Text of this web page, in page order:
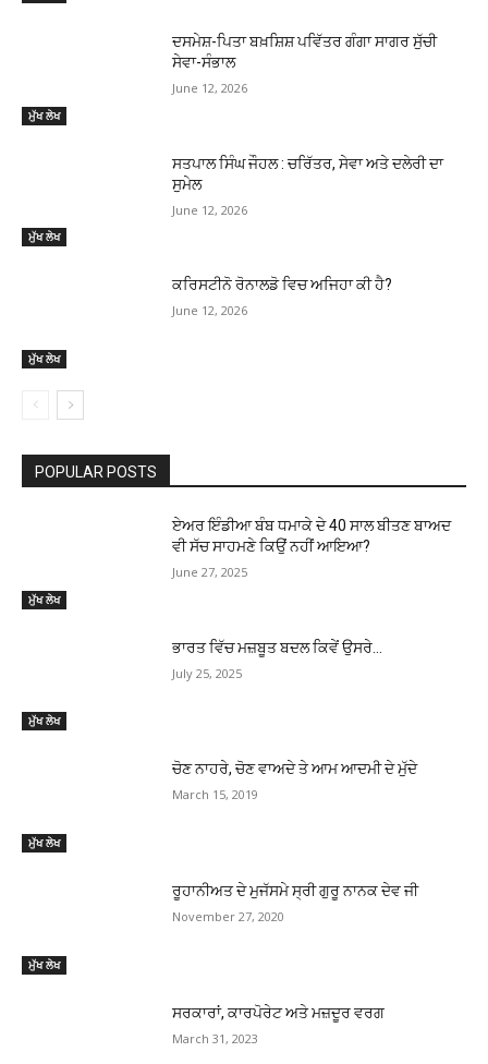
ਮੁੱਖ ਲੇਖ
ਦਸਮੇਸ਼-ਪਿਤਾ ਬਖ਼ਸ਼ਿਸ਼ ਪਵਿੱਤਰ ਗੰਗਾ ਸਾਗਰ ਸੁੱਚੀ
ਸੇਵਾ-ਸੰਭਾਲ
June 12, 2026
ਮੁੱਖ ਲੇਖ
ਸਤਪਾਲ ਸਿੰਘ ਜੌਹਲ : ਚਰਿੱਤਰ, ਸੇਵਾ ਅਤੇ ਦਲੇਰੀ ਦਾ
ਸੁਮੇਲ
June 12, 2026
ਮੁੱਖ ਲੇਖ
ਕਰਿਸਟੀਨੋ ਰੋਨਾਲਡੋ ਵਿਚ ਅਜਿਹਾ ਕੀ ਹੈ?
June 12, 2026
POPULAR POSTS
ਮੁੱਖ ਲੇਖ
ਏਅਰ ਇੰਡੀਆ ਬੰਬ ਧਮਾਕੇ ਦੇ 40 ਸਾਲ ਬੀਤਣ ਬਾਅਦ
ਵੀ ਸੱਚ ਸਾਹਮਣੇ ਕਿਉਂ ਨਹੀਂ ਆਇਆ?
June 27, 2025
ਮੁੱਖ ਲੇਖ
ਭਾਰਤ ਵਿੱਚ ਮਜ਼ਬੂਤ ਬਦਲ ਕਿਵੇਂ ਉਸਰੇ…
July 25, 2025
ਮੁੱਖ ਲੇਖ
ਚੋਣ ਨਾਹਰੇ, ਚੋਣ ਵਾਅਦੇ ਤੇ ਆਮ ਆਦਮੀ ਦੇ ਮੁੱਦੇ
March 15, 2019
ਮੁੱਖ ਲੇਖ
ਰੂਹਾਨੀਅਤ ਦੇ ਮੁਜੱਸਮੇ ਸ੍ਰੀ ਗੁਰੂ ਨਾਨਕ ਦੇਵ ਜੀ
November 27, 2020
ਸਰਕਾਰਾਂ, ਕਾਰਪੋਰੇਟ ਅਤੇ ਮਜ਼ਦੂਰ ਵਰਗ
March 31, 2023